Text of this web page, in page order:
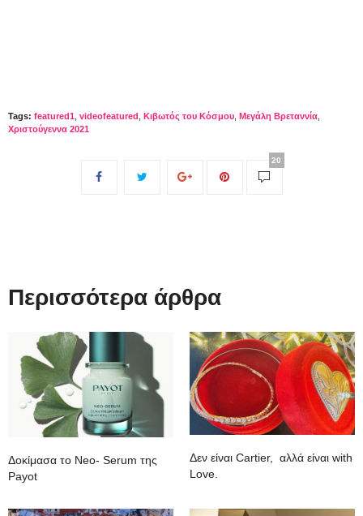
Tags: featured1 videofeatured Κιβωτός του Κόσμου Μεγάλη Βρεταννία
Χριστούγεννα 2021
20
Περισσότερα άρθρα
Δοκίμασα το Neo- Serum της
Payot
Δεν είναι Cartier, αλλά είναι with
Love.